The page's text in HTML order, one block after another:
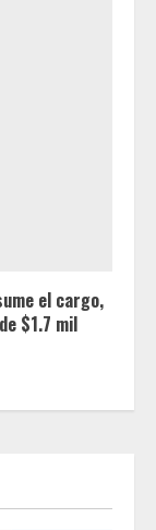
el cargo,
$1.7 mil